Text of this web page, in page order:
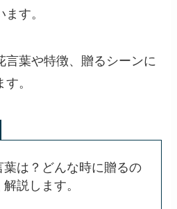
す。
言葉や特徴、贈るシーンに
。
葉は？どんな時に贈るの
説します。